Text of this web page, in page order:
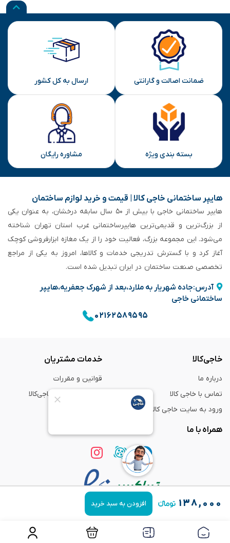
۱۳۸,۰۰۰ افزودن به سبد خرید
ضمانت اصالت و گارانتی ارسال به کل کشور
بسته بندی ویژه مشاوره رایگان
هایپر ساختمانی خاجی‌ کالا | قیمت و خرید لوازم ساختمان
هایپر ساختمانی خاجی‌ با بیش از ۵۰ سال سابقه‌ درخشان، به عنوان یکی
از بزرگ‌ترین و قدیمی‌ترین هایپرساختمانی‌ غرب استان تهران شناخته
می‌شود. این مجموعه بزرگ، فعالیت خود را از یک مغازه ابزارفروشی کوچک
آغاز کرد و با گسترش تدریجی خدمات و کالاها، امروز به یکی از مراجع
تخصصی صنعت ساختمان در ایران تبدیل شده است.
آدرس:جاده شهریار به ملارد،بعد از شهرک جعفریه،هایپر
ساختمانی خاجی
۰۲۱۶۲۵۸۹۵۹۵
خاجی‌کالا
درباره ما
تماس با خاجی کالا
ورود به سایت خاجی‌ کالا
خدمات مشتریان
قوانین و مقررات
راهنمای خرید از خاجی‌کالا
همراه با ما
استفاده از مطالب فروشگاه اینترنتی خاجی‌ کالا
فقط برای مقاصد غیر تجاری و با ذکر